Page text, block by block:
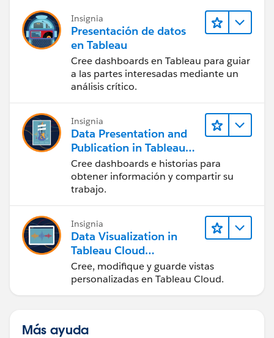
Insignia
Presentación de datos
en Tableau
Cree dashboards en Tableau para guiar
a las partes interesadas mediante un
análisis crítico.
Insignia
Data Presentation and
Publication in Tableau
Desktop (Presentación
de datos y publicación
en Tableau Desktop)
Cree dashboards e historias para
obtener información y compartir su
trabajo.
Insignia
Data Visualization in
Tableau Cloud
(Visualización de datos
en Tableau Cloud)
Cree, modifique y guarde vistas
personalizadas en Tableau Cloud.
Más ayuda